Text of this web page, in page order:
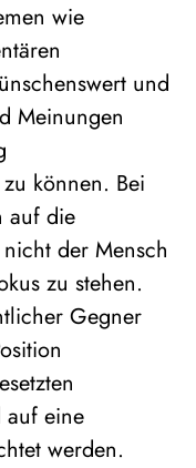
wie
und
Meinungen
können. Bei
auf die
der Mensch
zu stehen.
Gegner
auf eine
werden.